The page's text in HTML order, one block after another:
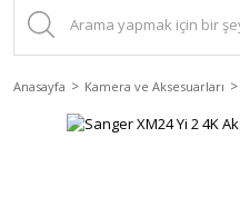
Anasayfa Kamera ve Aksesuarları